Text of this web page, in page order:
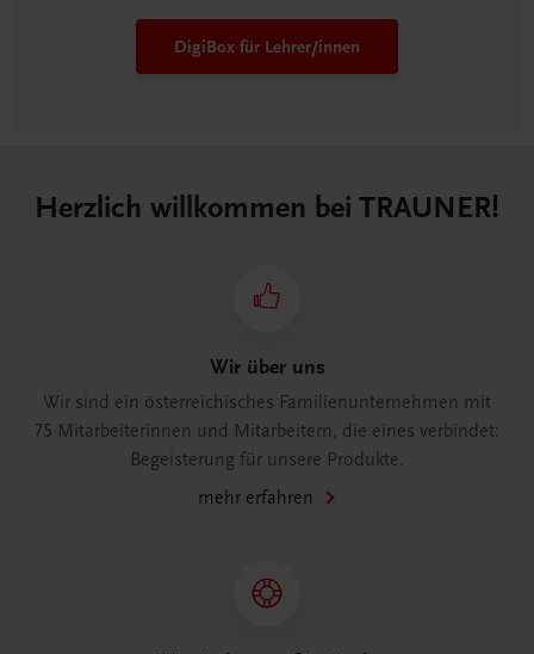
DigiBox für Lehrer/innen
Herzlich willkommen bei TRAUNER!
Wir über uns
Wir sind ein österreichisches Familienunternehmen mit
75 Mitarbeiterinnen und Mitarbeitern, die eines verbindet:
Begeisterung für unsere Produkte.
mehr erfahren